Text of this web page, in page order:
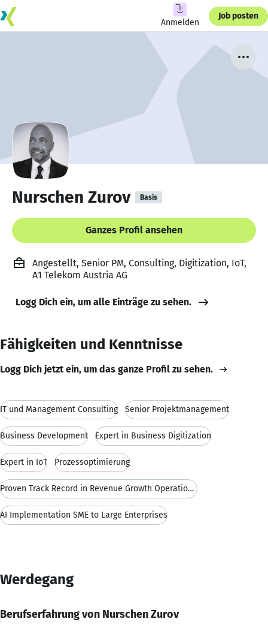
Anmelden
Job posten
Nurschen Zurov Basis
Ganzes Profil ansehen
Angestellt, Senior PM, Consulting, Digitization, IoT,
A1 Telekom Austria AG
Logg Dich ein, um alle Einträge zu sehen.
Fähigkeiten und Kenntnisse
Logg Dich jetzt ein, um das ganze Profil zu sehen.
IT und Management Consulting Senior Projektmanagement
Business Development Expert in Business Digitization
Expert in IoT Prozessoptimierung
Proven Track Record in Revenue Growth Operational Excellence continuous improvement
AI Implementation SME to Large Enterprises
Werdegang
Berufserfahrung von Nurschen Zurov